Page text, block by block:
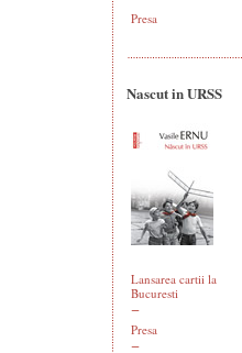
Presa
Nascut in URSS
Lansarea cartii la
Bucuresti
Presa